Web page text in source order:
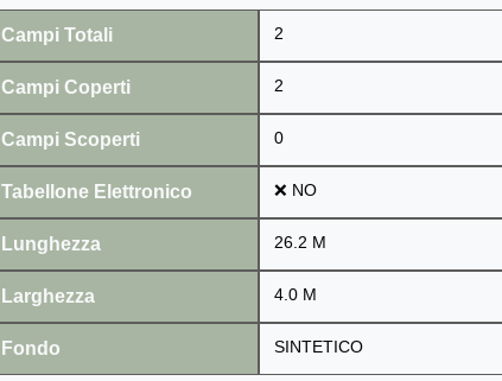
Campi Totali 2
Campi Coperti 2
Campi Scoperti 0
Tabellone Elettronico ❌ NO
Lunghezza 26.2 M
Larghezza 4.0 M
Fondo SINTETICO